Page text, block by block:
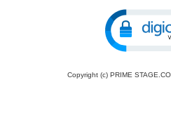
Copyright (c) PRIME